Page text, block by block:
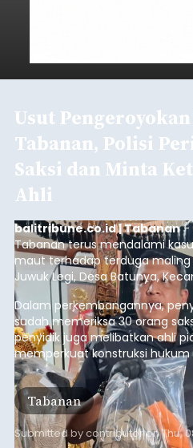
Usut
Tabanan, Polisi
Saksi dan Minta
Ahli
balitribune.co.id | Tabanan-
Tabanan terus mendalami
maut terhadap terduga maling
Juwuk Legi, Desa Batunya,
yang terjadi beberapa waktu lalu.
Dalam perkembangannya,
sudah memeriksa 30 orang
penyidik juga melibatkan ahli
memperkuat konstruksi
orang tersangka yang saat ini
Tabanan
Submitted bycontributoronThu,